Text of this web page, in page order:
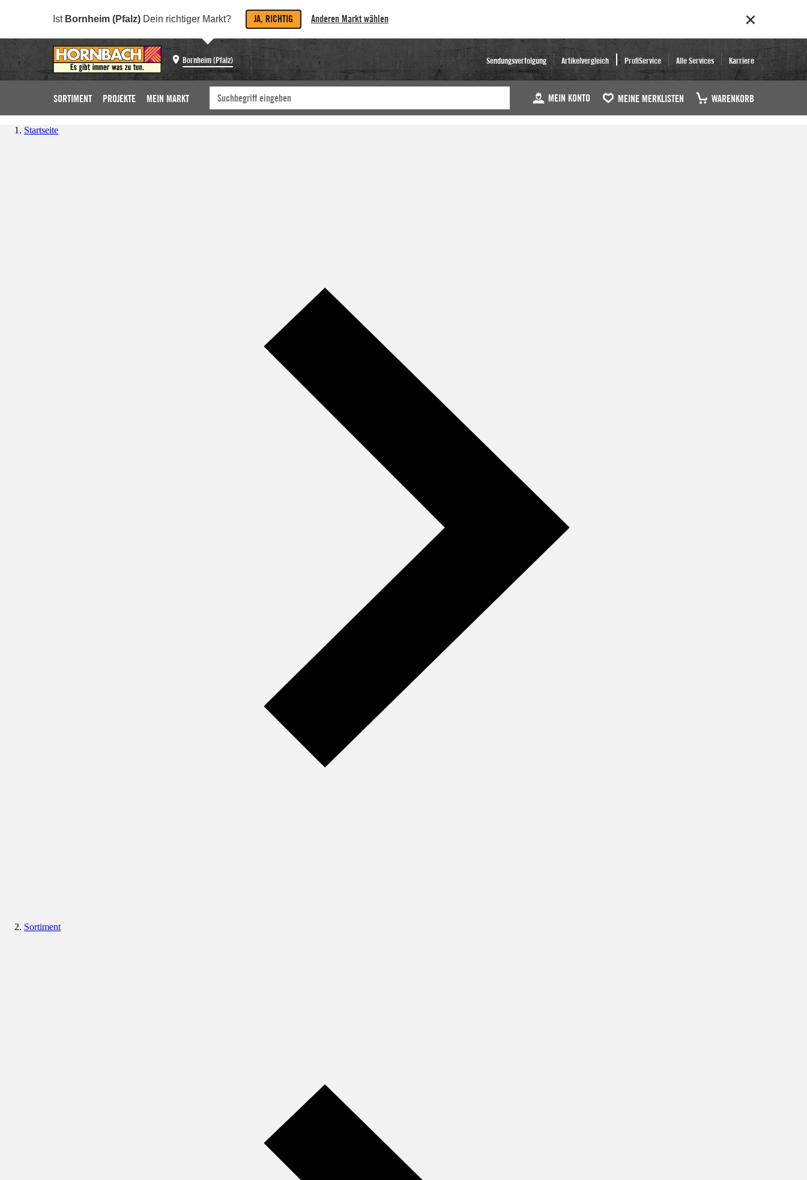
Ist Bornheim (Pfalz) Dein richtiger Markt? JA, RICHTIG Anderen Markt wählen
Bornheim (Pfalz) Sendungsverfolgung Artikelvergleich ProfiService Alle Services Karriere
SORTIMENT PROJEKTE MEIN MARKT MEIN KONTO MEINE MERKLISTEN WARENKORB
Startseite
Sortiment